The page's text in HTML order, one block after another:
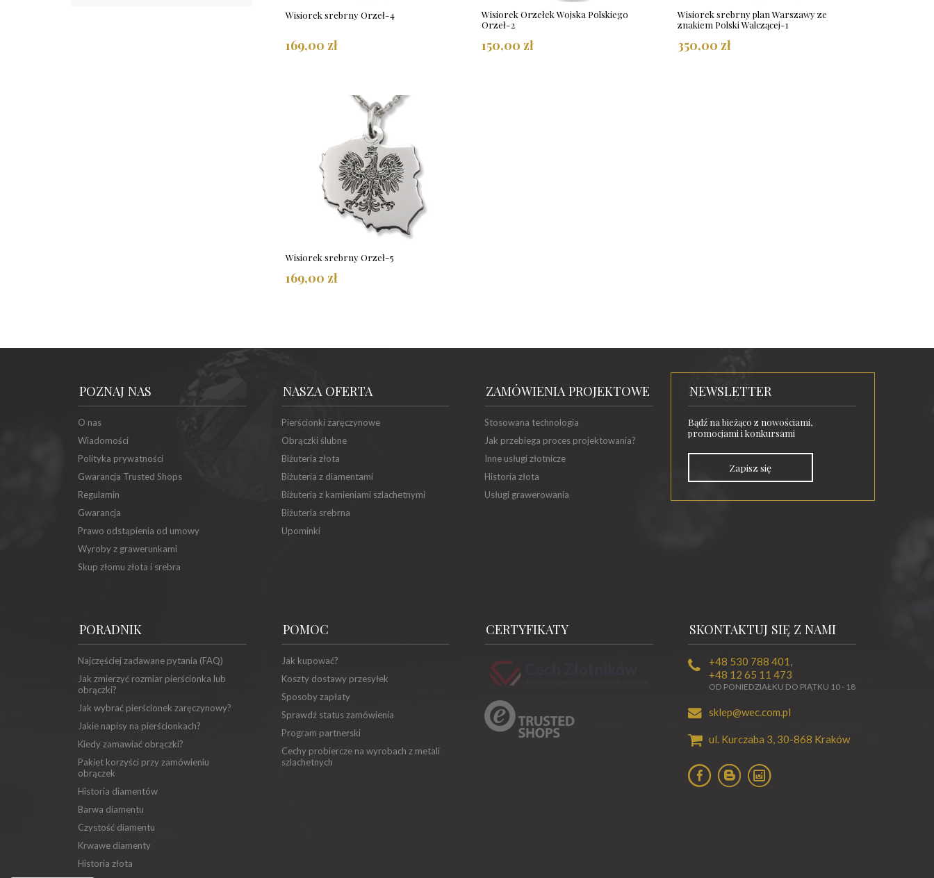
Wisiorek srebrny Orzeł-4
169,00 zł
Wisiorek Orzełek Wojska Polskiego
Orzeł-2
150,00 zł
Wisiorek srebrny plan Warszawy ze
znakiem Polski Walczącej-1
350,00 zł
Wisiorek srebrny Orzeł-5
169,00 zł
POZNAJ NAS
O nas
Wiadomości
Polityka prywatności
Gwarancja Trusted Shops
Regulamin
Gwarancja
Prawo odstąpienia od umowy
Wyroby z grawerunkami
Skup złomu złota i srebra
NASZA OFERTA
Pierścionki zaręczynowe
Obrączki ślubne
Biżuteria złota
Biżuteria z diamentami
Biżuteria z kamieniami szlachetnymi
Biżuteria srebrna
Upominki
ZAMÓWIENIA PROJEKTOWE
Stosowana technologia
Jak przebiega proces projektowania?
Inne usługi złotnicze
Historia złota
Usługi grawerowania
NEWSLETTER
Bądź na bieżąco z nowościami,
promocjami i konkursami
Zapisz się
PORADNIK
Najczęściej zadawane pytania (FAQ)
Jak zmierzyć rozmiar pierścionka lub
obrączki?
Jak wybrać pierścionek zaręczynowy?
Jakie napisy na pierścionkach?
Kiedy zamawiać obrączki?
Pakiet korzyści przy zamówieniu
obrączek
Historia diamentów
Barwa diamentu
Czystość diamentu
Krwawe diamenty
Historia złota
POMOC
Jak kupować?
Koszty dostawy przesyłek
Sposoby zapłaty
Sprawdź status zamówienia
Program partnerski
Cechy probiercze na wyrobach z metali
szlachetnych
CERTYFIKATY SKONTAKTUJ SIĘ Z NAMI
+48 530 788 401 ,
+48 12 65 11 473
OD PONIEDZIAŁKU DO PIĄTKU 10 - 18
sklep@wec.com.pl
ul. Kurczaba 3, 30-868 Kraków